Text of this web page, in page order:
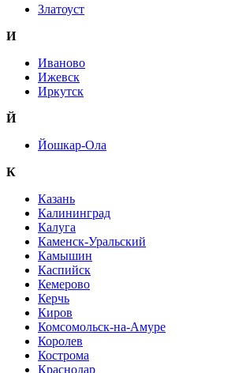
Златоуст
И
Иваново
Ижевск
Иркутск
Й
Йошкар-Ола
К
Казань
Калининград
Калуга
Каменск-Уральский
Камышин
Каспийск
Кемерово
Керчь
Киров
Комсомольск-на-Амуре
Королев
Кострома
Краснодар